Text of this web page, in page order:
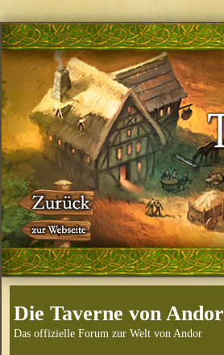
Die Taverne von Andor
Das offizielle Forum zur Welt von Andor